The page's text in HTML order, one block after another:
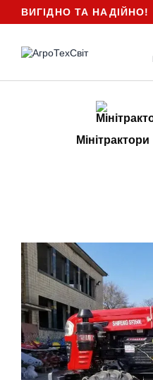
Перейти до основного контенту
ВИГІДНО ТА НАДІЙНО!
Мінітрактори